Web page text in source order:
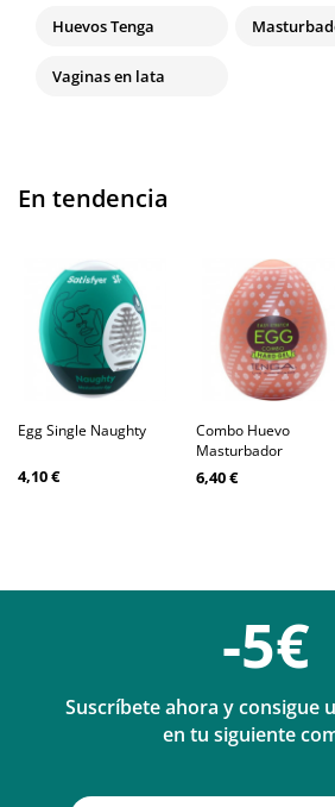
Huevos Tenga
Vaginas en lata
En tendencia
Egg Single Naughty
4,10 €
Combo Huevo
Masturbador
6,40 €
-5€
Suscríbete ahora y consigue
en tu siguiente